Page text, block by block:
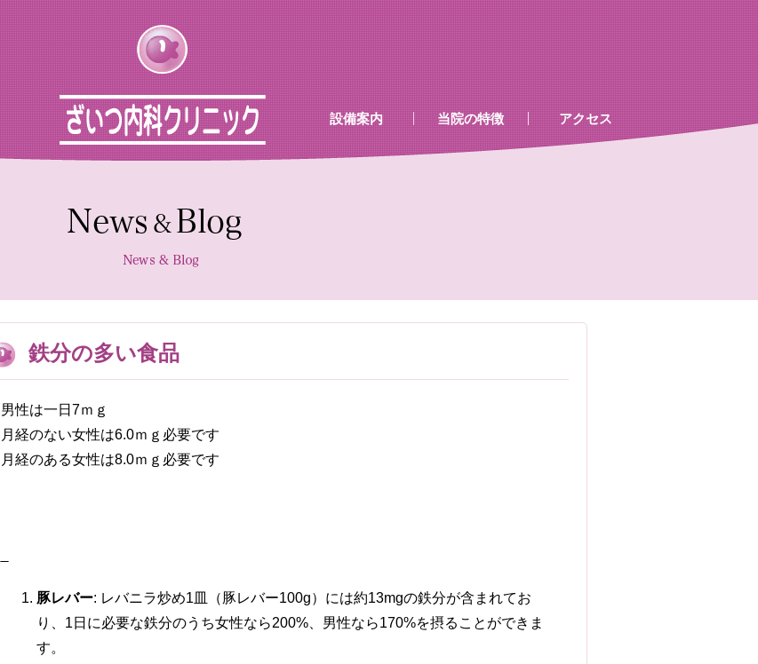
設備案内
待合
診察室、処置室
採血機器
エコー
レントゲン室心電図
当院の特徴
検査及び病名一覧
アクセス
鉄分の多い食品
男性は一日7ｍｇ
月経のない女性は6.0ｍｇ必要です
月経のある女性は8.0ｍｇ必要です
̶
豚レバー: レバニラ炒め1皿（豚レバー100g）には約13mgの鉄分が含まれてお
り、1日に必要な鉄分のうち女性なら200%、男性なら170%を摂ることができま
す。